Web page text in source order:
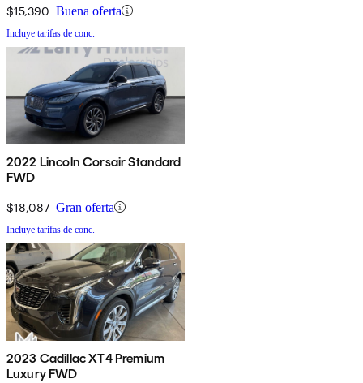
$15,390 Buena oferta
Incluye tarifas de conc.
2022 Lincoln Corsair Standard
FWD
$18,087 Gran oferta
Incluye tarifas de conc.
2023 Cadillac XT4 Premium
Luxury FWD